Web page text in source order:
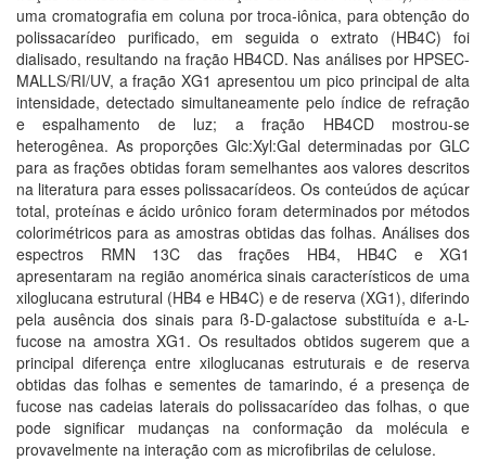
uma cromatografia em coluna por troca-iônica, para obtenção do
polissacarídeo purificado, em seguida o extrato (HB4C) foi
dialisado, resultando na fração HB4CD. Nas análises por HPSEC-
MALLS/RI/UV, a fração XG1 apresentou um pico principal de alta
intensidade, detectado simultaneamente pelo índice de refração
e espalhamento de luz; a fração HB4CD mostrou-se
heterogênea. As proporções Glc:Xyl:Gal determinadas por GLC
para as frações obtidas foram semelhantes aos valores descritos
na literatura para esses polissacarídeos. Os conteúdos de açúcar
total, proteínas e ácido urônico foram determinados por métodos
colorimétricos para as amostras obtidas das folhas. Análises dos
espectros RMN 13C das frações HB4, HB4C e XG1
apresentaram na região anomérica sinais característicos de uma
xiloglucana estrutural (HB4 e HB4C) e de reserva (XG1), diferindo
pela ausência dos sinais para ß-D-galactose substituída e a-L-
fucose na amostra XG1. Os resultados obtidos sugerem que a
principal diferença entre xiloglucanas estruturais e de reserva
obtidas das folhas e sementes de tamarindo, é a presença de
fucose nas cadeias laterais do polissacarídeo das folhas, o que
pode significar mudanças na conformação da molécula e
provavelmente na interação com as microfibrilas de celulose.